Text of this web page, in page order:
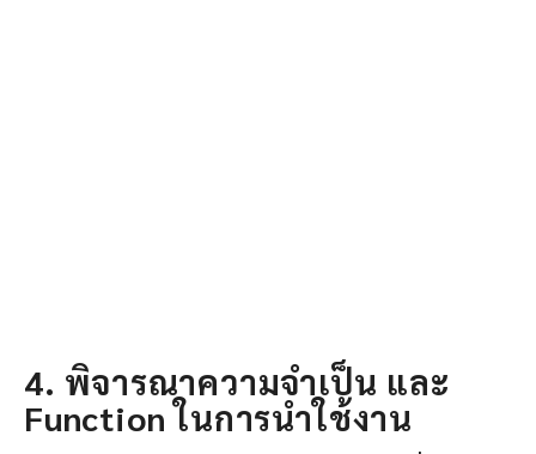
4. พิจารณาความจำเป็น และ
Function ในการนำใช้งาน